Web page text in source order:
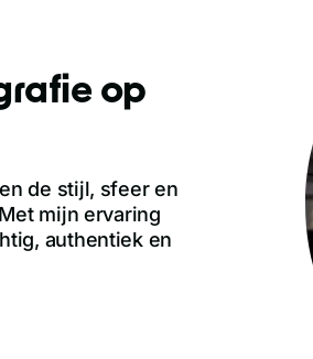
op
de stijl, sfeer en
mijn ervaring
authentiek en